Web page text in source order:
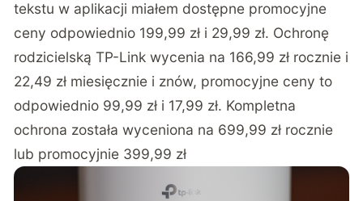
tekstu w aplikacji miałem dostępne promocyjne
ceny odpowiednio 199,99 zł i 29,99 zł. Ochronę
rodzicielską TP-Link wycenia na 166,99 zł rocznie i
22,49 zł miesięcznie i znów, promocyjne ceny to
odpowiednio 99,99 zł i 17,99 zł. Kompletna
ochrona została wyceniona na 699,99 zł rocznie
lub promocyjnie 399,99 zł